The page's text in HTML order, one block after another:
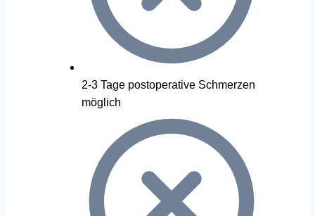
2-3 Tage postoperative Schmerzen
möglich